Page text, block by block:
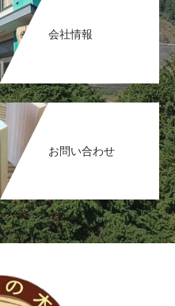
会社情報
お問い合わせ